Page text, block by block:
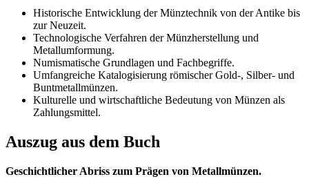
Historische Entwicklung der Münztechnik von der Antike bis
zur Neuzeit.
Technologische Verfahren der Münzherstellung und
Metallumformung.
Numismatische Grundlagen und Fachbegriffe.
Umfangreiche Katalogisierung römischer Gold-, Silber- und
Buntmetallmünzen.
Kulturelle und wirtschaftliche Bedeutung von Münzen als
Zahlungsmittel.
Auszug aus dem Buch
Geschichtlicher Abriss zum Prägen von Metallmünzen.